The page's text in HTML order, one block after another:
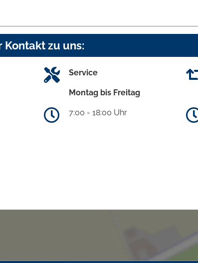
Kontakt zu uns:
Service
Montag bis Freitag
7:00 - 18:00 Uhr